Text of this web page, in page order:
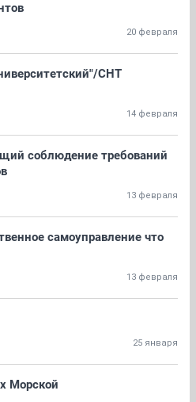
20 февраля
СНТ
14 февраля
соблюдение требований
13 февраля
самоуправление что
13 февраля
25 января
Морской